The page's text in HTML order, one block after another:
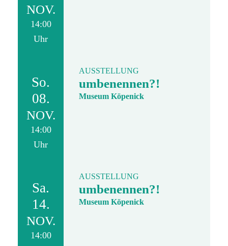
NOV.
14:00
Uhr
So.
08.
NOV.
14:00
Uhr
AUSSTELLUNG
umbenennen?!
Museum Köpenick
Sa.
14.
NOV.
14:00
AUSSTELLUNG
umbenennen?!
Museum Köpenick